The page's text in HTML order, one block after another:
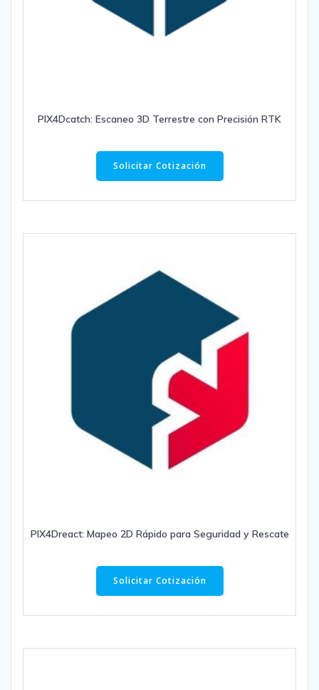
PIX4Dcatch: Escaneo 3D Terrestre con Precisión RTK
Solicitar Cotización
PIX4Dreact: Mapeo 2D Rápido para Seguridad y Rescate
Solicitar Cotización